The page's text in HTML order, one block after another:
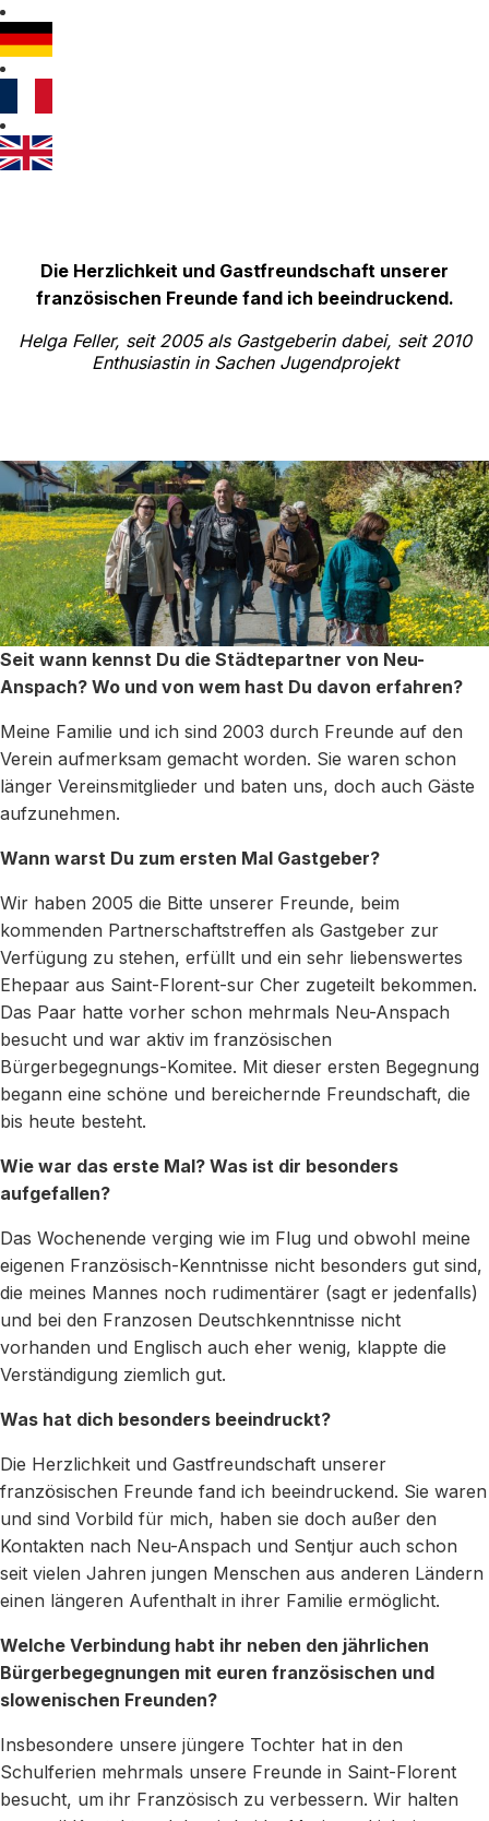
Die Herzlichkeit und Gastfreundschaft unserer
französischen Freunde fand ich beeindruckend.
Helga Feller, seit 2005 als Gastgeberin dabei, seit 2010
Enthusiastin in Sachen Jugendprojekt
Seit wann kennst Du die Städtepartner von Neu-
Anspach? Wo und von wem hast Du davon erfahren?
Meine Familie und ich sind 2003 durch Freunde auf den
Verein aufmerksam gemacht worden. Sie waren schon
länger Vereinsmitglieder und baten uns, doch auch Gäste
aufzunehmen.
Wann warst Du zum ersten Mal Gastgeber?
Wir haben 2005 die Bitte unserer Freunde, beim
kommenden Partnerschaftstreffen als Gastgeber zur
Verfügung zu stehen, erfüllt und ein sehr liebenswertes
Ehepaar aus Saint-Florent-sur Cher zugeteilt bekommen.
Das Paar hatte vorher schon mehrmals Neu-Anspach
besucht und war aktiv im französischen
Bürgerbegegnungs-Komitee. Mit dieser ersten Begegnung
begann eine schöne und bereichernde Freundschaft, die
bis heute besteht.
Wie war das erste Mal? Was ist dir besonders
aufgefallen?
Das Wochenende verging wie im Flug und obwohl meine
eigenen Französisch-Kenntnisse nicht besonders gut sind,
die meines Mannes noch rudimentärer (sagt er jedenfalls)
und bei den Franzosen Deutschkenntnisse nicht
vorhanden und Englisch auch eher wenig, klappte die
Verständigung ziemlich gut.
Was hat dich besonders beeindruckt?
Die Herzlichkeit und Gastfreundschaft unserer
französischen Freunde fand ich beeindruckend. Sie waren
und sind Vorbild für mich, haben sie doch außer den
Kontakten nach Neu-Anspach und Sentjur auch schon
seit vielen Jahren jungen Menschen aus anderen Ländern
einen längeren Aufenthalt in ihrer Familie ermöglicht.
Welche Verbindung habt ihr neben den jährlichen
Bürgerbegegnungen mit euren französischen und
slowenischen Freunden?
Insbesondere unsere jüngere Tochter hat in den
Schulferien mehrmals unsere Freunde in Saint-Florent
besucht, um ihr Französisch zu verbessern. Wir halten